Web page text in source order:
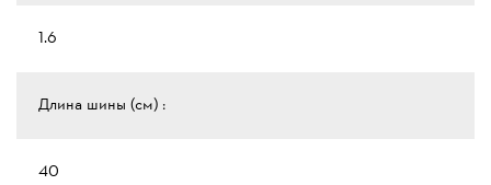
1.6
Длина шины (см) :
40